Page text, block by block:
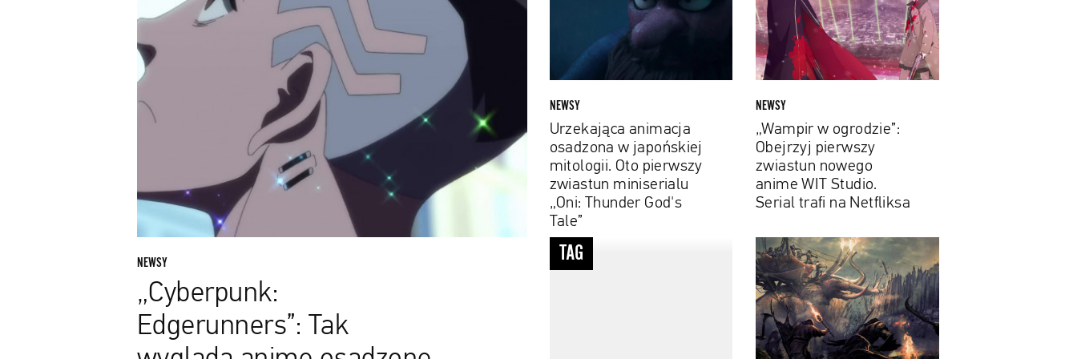
anime
osadzone
świecie
popularnej
NEWSY
„Cyberpunk:
Edgerunners”: Tak
pierwszy
zwiastun
miniserialu
„Oni:
Thunder
God's
Tale”
NEWSY
Urzekająca animacja
osadzona w japońskiej
mitologii. Oto pierwszy
zwiastun miniserialu
„Oni: Thunder God's
Tale”
Obejrzyj
pierwszy
zwiastun
nowego
anime
WIT
Studio.
Serial
trafi
na
Netfliksa
NEWSY
„Wampir w ogrodzie”:
Obejrzyj pierwszy
zwiastun nowego
anime WIT Studio.
Serial trafi na Netfliksa
#miejsce
TAG
„The
Lord
of
the
Rings:
The